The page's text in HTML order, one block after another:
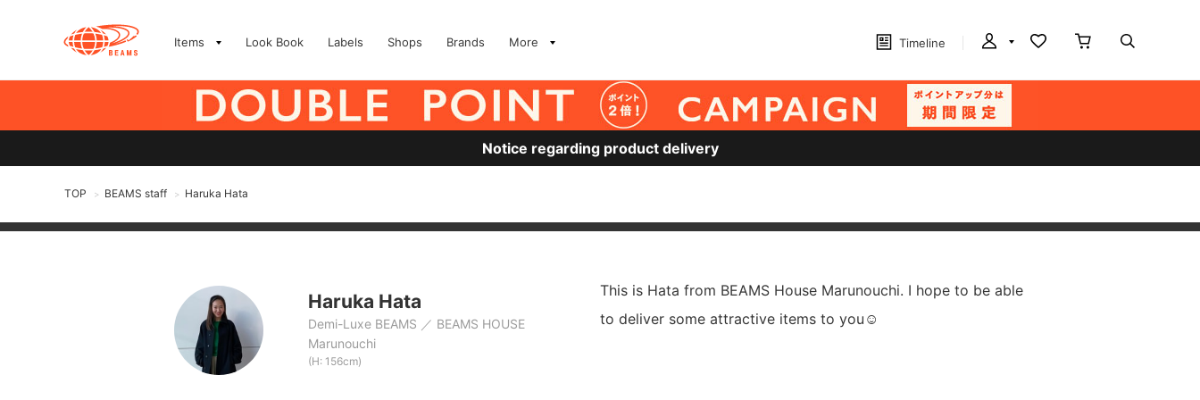
Items Look Book Labels Shops Brands More Timeline
Notice regarding product delivery
TOP > BEAMS staff > Haruka Hata
Haruka Hata
Demi-Luxe BEAMS
BEAMS HOUSE
Marunouchi
(H: 156cm)
This is Hata from BEAMS House Marunouchi. I hope to be able
to deliver some attractive items to you☺︎